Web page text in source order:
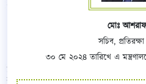
মোঃ আশরাফ
সচিব, প্রতিরক্ষা
৩০ মে ২০২৪ তারিখে এ